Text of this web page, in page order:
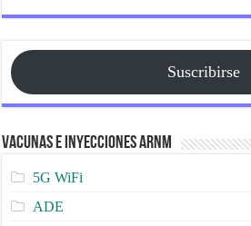
Suscribirse
Vacunas e Inyecciones ARNm
5G WiFi
ADE